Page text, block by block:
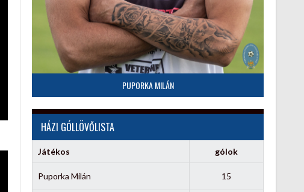
PUPORKA MILÁN
HÁZI GÓLLÖVŐLISTA
Játékos gólok
Puporka Milán 15